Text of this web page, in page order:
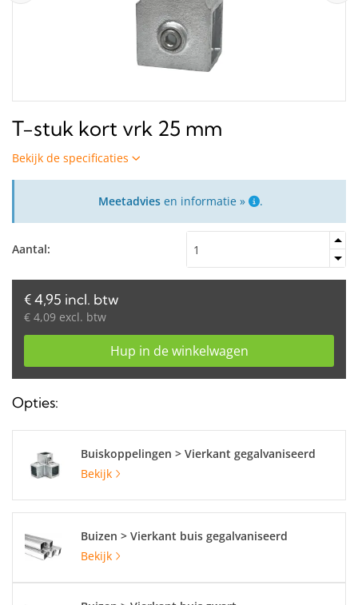
T-stuk kort vrk 25 mm
Bekijk de specificaties
Meetadviesen informatie » .
Aantal:
€ 4,95 incl. btw
€ 4,09 excl. btw
Hup in de winkelwagen
Opties:
Buiskoppelingen > Vierkant gegalvaniseerd
Bekijk
Buizen > Vierkant buis gegalvaniseerd
Bekijk